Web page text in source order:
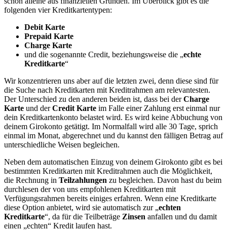
folgenden vier Kreditkartentypen:
Debit Karte
Prepaid Karte
Charge Karte
und die sogenannte Credit, beziehungsweise die „echte
Kreditkarte“
Wir konzentrieren uns aber auf die letzten zwei, denn diese sind für
die Suche nach Kreditkarten mit Kreditrahmen am relevantesten.
Der Unterschied zu den anderen beiden ist, dass bei derCharge
Karte und derCredit Karte im Falle einer Zahlung erst einmal nur
dein Kreditkartenkonto belastet wird. Es wird keine Abbuchung von
deinem Girokonto getätigt. Im Normalfall wird alle 30 Tage, sprich
einmal im Monat, abgerechnet und du kannst den fälligen Betrag auf
unterschiedliche Weisen begleichen.
Neben dem automatischen Einzug von deinem Girokonto gibt es bei
bestimmten Kreditkarten mit Kreditrahmen auch die Möglichkeit,
die Rechnung in Teilzahlungen zu begleichen. Davon hast du beim
durchlesen der von uns empfohlenen Kreditkarten mit
Verfügungsrahmen bereits einiges erfahren. Wenn eine Kreditkarte
diese Option anbietet, wird sie automatisch zur „echten
Kreditkarte“, da für die Teilbeträge Zinsen anfallen und du damit
einen „echten“ Kredit laufen hast.